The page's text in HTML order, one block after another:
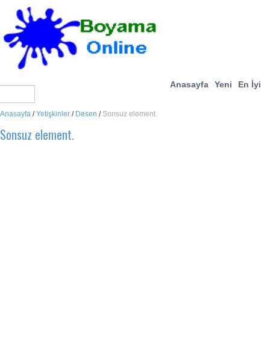
Anasayfa Yeni En İyi
Anasayfa /Yetişkinler / Desen / Sonsuz element.
Sonsuz element.